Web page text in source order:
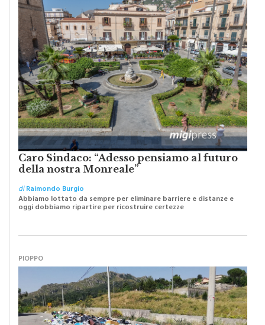
MERCANTI DI DUBBI O PROFETI DI SPERANZA?
Caro Sindaco: “Adesso pensiamo al futuro
della nostra Monreale”
diRaimondo Burgio